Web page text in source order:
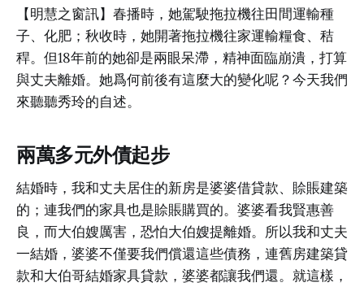
【明慧之窗訊】春播時，她駕駛拖拉機往田間運輸種
子、化肥；秋收時，她開著拖拉機往家運輸糧食、秸
稈。但18年前的她卻是兩眼呆滯，精神面臨崩潰，打算
與丈夫離婚。她爲何前後有這麼大的變化呢？今天我們
來聽聽秀玲的自述。
兩萬多元外債起步
結婚時，我和丈夫居住的新房是婆婆借貸款、賒賬建築
的；連我們的家具也是賒賬購買的。婆婆看我賢惠善
良，而大伯嫂厲害，恐怕大伯嫂提離婚。所以我和丈夫
一結婚，婆婆不僅要我們償還這些債務，連舊房建築貸
款和大伯哥結婚家具貸款，婆婆都讓我們還。就這樣，